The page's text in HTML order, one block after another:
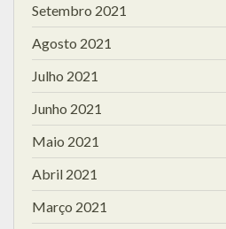
Setembro 2021
Agosto 2021
Julho 2021
Junho 2021
Maio 2021
Abril 2021
Março 2021